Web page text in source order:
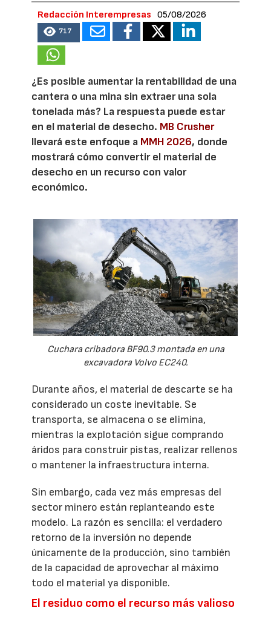
Redacción Interempresas 05/08/2026
717
¿Es posible aumentar la rentabilidad de una
cantera o una mina sin extraer una sola
tonelada más? La respuesta puede estar
en el material de desecho. MB Crusher
llevará este enfoque a MMH 2026, donde
mostrará cómo convertir el material de
desecho en un recurso con valor
económico.
Cuchara cribadora BF90.3 montada en una
excavadora Volvo EC240.
Durante años, el material de descarte se ha
considerado un coste inevitable. Se
transporta, se almacena o se elimina,
mientras la explotación sigue comprando
áridos para construir pistas, realizar rellenos
o mantener la infraestructura interna.
Sin embargo, cada vez más empresas del
sector minero están replanteando este
modelo. La razón es sencilla: el verdadero
retorno de la inversión no depende
únicamente de la producción, sino también
de la capacidad de aprovechar al máximo
todo el material ya disponible.
El residuo como el recurso más valioso